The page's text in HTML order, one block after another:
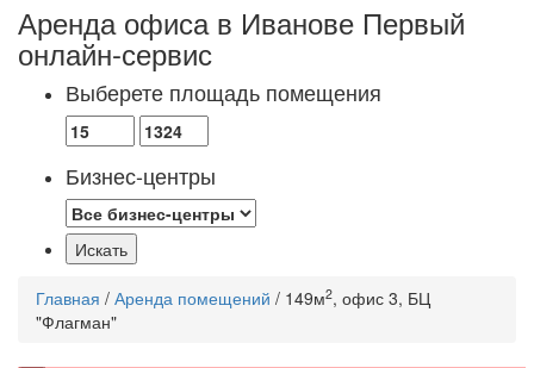
Аренда офиса в Иванове Первый
онлайн-сервис
Выберете площадь помещения
Бизнес-центры
Главная / Аренда помещений / 149м2, офис 3, БЦ
"Флагман"